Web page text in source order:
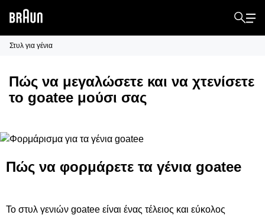
Στυλ για γένια
Πώς να μεγαλώσετε και να χτενίσετε
το goatee μούσι σας
Πώς να φορμάρετε τα γένια goatee
Το στυλ γενιών goatee είναι ένας τέλειος και εύκολος